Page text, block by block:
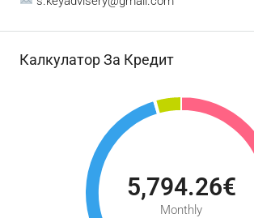
Калкулатор За Кредит
5,794.26€
Monthly